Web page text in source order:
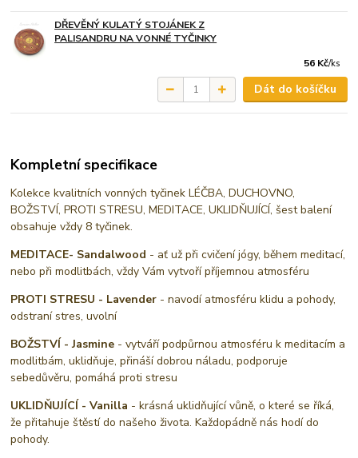
DŘEVĚNÝ KULATÝ STOJÁNEK Z
PALISANDRU NA VONNÉ TYČINKY
56 Kč/ks
Dát do košíčku
Kompletní specifikace
Kolekce kvalitních vonných tyčinek LÉČBA, DUCHOVNO,
BOŽSTVÍ, PROTI STRESU, MEDITACE, UKLIDŇUJÍCÍ, šest balení
obsahuje vždy 8 tyčinek.
MEDITACE- Sandalwood - ať už při cvičení jógy, během meditací,
nebo při modlitbách, vždy Vám vytvoří příjemnou atmosféru
PROTI STRESU - Lavender - navodí atmosféru klidu a pohody,
odstraní stres, uvolní
BOŽSTVÍ - Jasmine - vytváří podpůrnou atmosféru k meditacím a
modlitbám, uklidňuje, přináší dobrou náladu, podporuje
sebedůvěru, pomáhá proti stresu
UKLIDŇUJÍCÍ - Vanilla - krásná uklidňující vůně, o které se říká,
že přitahuje štěstí do našeho života. Každopádně nás hodí do
pohody.